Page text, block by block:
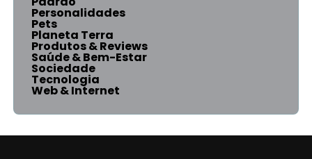
Personalidades
Pets
Planeta Terra
Produtos & Reviews
Saúde & Bem-Estar
Sociedade
Tecnologia
Web & Internet